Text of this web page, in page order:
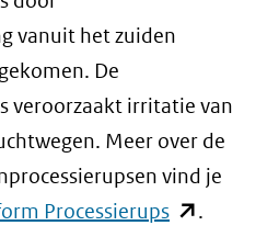
vanuit het zuiden
De
veroorzaakt irritatie van
Meer over de
vind je
Processierups(opent
.